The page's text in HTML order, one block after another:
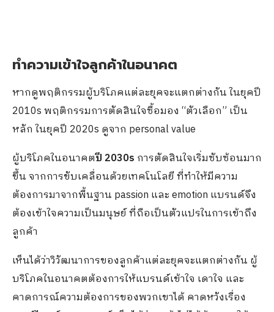
ทำความเข้าใจลูกค้าในอนาคต
หากดูพฤติกรรมผู้บริโภคแต่ละยุคจะแตกต่างกัน ในยุคปี
2010s พฤติกรรมการตัดสินใจซื้อมอง “ตัวเลือก” เป็น
หลัก ในยุคปี 2020s ดูจาก personal value
ผู้บริโภคในอนาคตปี 2030s การตัดสินใจเริ่มซับซ้อนมาก
ขึ้น จากการขับเคลื่อนด้วยเทคโนโลยี ที่ทำให้มีความ
ต้องการมาจากพื้นฐาน passion และ emotion แบรนด์จึง
ต้องเข้าใจความเป็นมนุษย์ ที่ถือเป็นตัวแปรในการเข้าถึง
ลูกค้า
เห็นได้ว่าวิวัฒนาการของลูกค้าแต่ละยุคจะแตกต่างกัน ผู้
บริโภคในอนาคตต้องการให้แบรนด์เข้าใจ เดาใจ และ
คาดการณ์ความต้องการของพวกเขาได้ คาดหวังเรื่อง